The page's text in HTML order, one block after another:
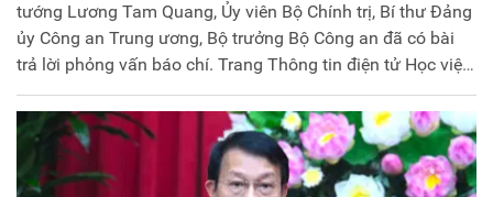
tướng Lương Tam Quang, Ủy viên Bộ Chính trị, Bí thư Đảng
ủy Công an Trung ương, Bộ trưởng Bộ Công an đã có bài
trả lời phỏng vấn báo chí. Trang Thông tin điện tử Học viện
Chính trị CAND trân trọng đăng toàn văn nội dung trả lời
phỏng vấn của đồng chí Bộ trưởng.